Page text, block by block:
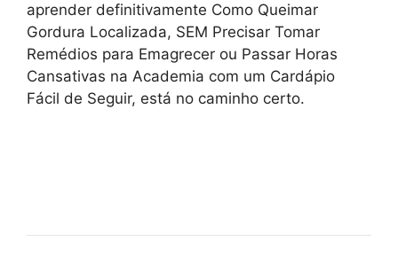
aprender definitivamente Como Queimar
Gordura Localizada, SEM Precisar Tomar
Remédios para Emagrecer ou Passar Horas
Cansativas na Academia com um Cardápio
Fácil de Seguir, está no caminho certo.